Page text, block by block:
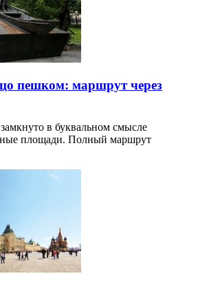
пешком: маршрут через
в буквальном смысле
площади. Полный маршрут